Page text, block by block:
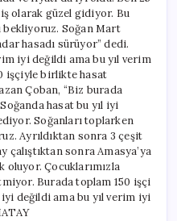
olarak güzel gidiyor. Bu
bekliyoruz. Soğan Mart
hasadı sürüyor” dedi.
iyi değildi ama bu yıl verim
işçiyle birlikte hasat
Çoban, “Biz burada
hasat bu yıl iyi
Soğanları toplarken
Ayrıldıktan sonra 3 çeşit
çalıştıktan sonra Amasya’ya
oluyor. Çocuklarımızla
Burada toplam 150 işçi
iyi değildi ama bu yıl verim iyi